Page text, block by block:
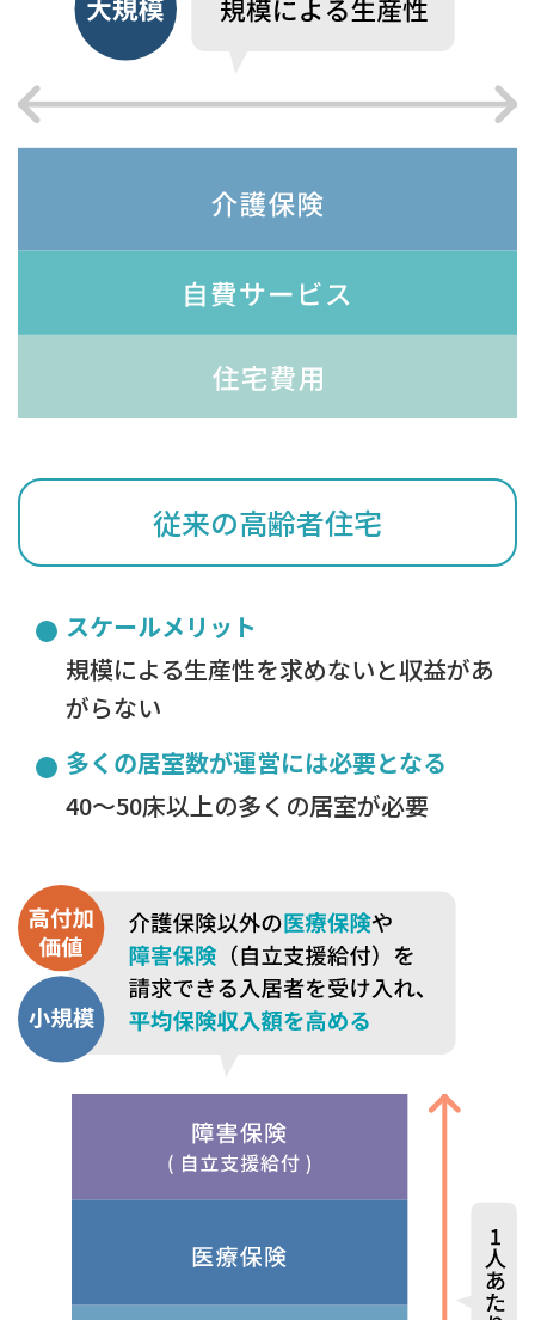
従来の高齢者住宅
スケールメリット
規模による生産性を求めないと収益があ
がらない
多くの居室数が運営には必要となる
40～50床以上の多くの居室が必要